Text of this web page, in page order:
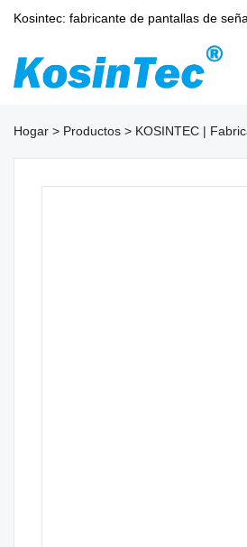
Kosintec: fabricante de pantallas de
Hogar > Productos > KOSINTEC |